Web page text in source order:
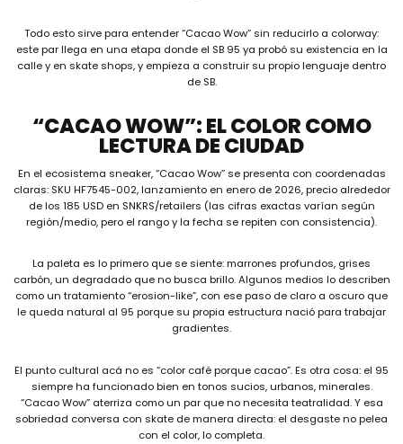
Todo esto sirve para entender “Cacao Wow” sin reducirlo a colorway:
este par llega en una etapa donde el SB 95 ya probó su existencia en la
calle y en skate shops, y empieza a construir su propio lenguaje dentro
de SB.
“CACAO WOW”: EL COLOR COMO
LECTURA DE CIUDAD
En el ecosistema sneaker, “Cacao Wow” se presenta con coordenadas
claras: SKU HF7545-002, lanzamiento en enero de 2026, precio alrededor
de los 185 USD en SNKRS/retailers (las cifras exactas varían según
región/medio, pero el rango y la fecha se repiten con consistencia).
La paleta es lo primero que se siente: marrones profundos, grises
carbón, un degradado que no busca brillo. Algunos medios lo describen
como un tratamiento “erosion-like”, con ese paso de claro a oscuro que
le queda natural al 95 porque su propia estructura nació para trabajar
gradientes.
El punto cultural acá no es “color café porque cacao”. Es otra cosa: el 95
siempre ha funcionado bien en tonos sucios, urbanos, minerales.
“Cacao Wow” aterriza como un par que no necesita teatralidad. Y esa
sobriedad conversa con skate de manera directa: el desgaste no pelea
con el color, lo completa.